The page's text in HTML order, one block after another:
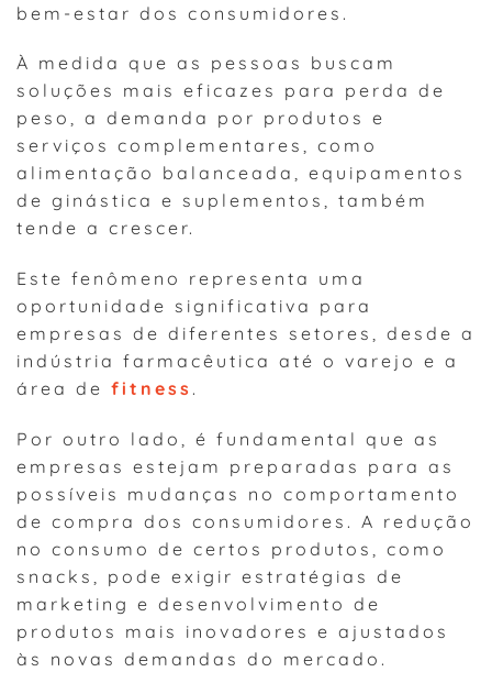
bem-estar dos consumidores.
À medida que as pessoas buscam
soluções mais eficazes para perda de
peso, a demanda por produtos e
serviços complementares, como
alimentação balanceada, equipamentos
de ginástica e suplementos, também
tende a crescer.
Este fenômeno representa uma
oportunidade significativa para
empresas de diferentes setores, desde a
indústria farmacêutica até o varejo e a
área de fitness .
Por outro lado, é fundamental que as
empresas estejam preparadas para as
possíveis mudanças no comportamento
de compra dos consumidores. A redução
no consumo de certos produtos, como
snacks, pode exigir estratégias de
marketing e desenvolvimento de
produtos mais inovadores e ajustados
às novas demandas do mercado.